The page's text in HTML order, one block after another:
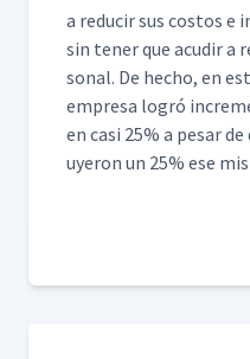
a reducir sus cos­tos e
sin ten­er que acud­ir a
son­al. De hecho, en
empre­sa logró
en casi 25% a pesar
uyeron un 25% ese